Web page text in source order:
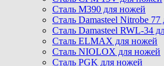
Сталь M390 для ножей
Сталь Damasteel Nitrobe 77
Сталь Damasteel RWL-34
Сталь ELMAX для ножей
Сталь NIOLOX для ножей
Сталь PGK для ножей